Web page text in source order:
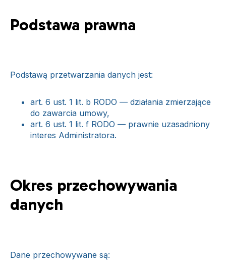
Podstawa prawna
Podstawą przetwarzania danych jest:
art. 6 ust. 1 lit. b RODO — działania zmierzające
do zawarcia umowy,
art. 6 ust. 1 lit. f RODO — prawnie uzasadniony
interes Administratora.
Okres przechowywania
danych
Dane przechowywane są: